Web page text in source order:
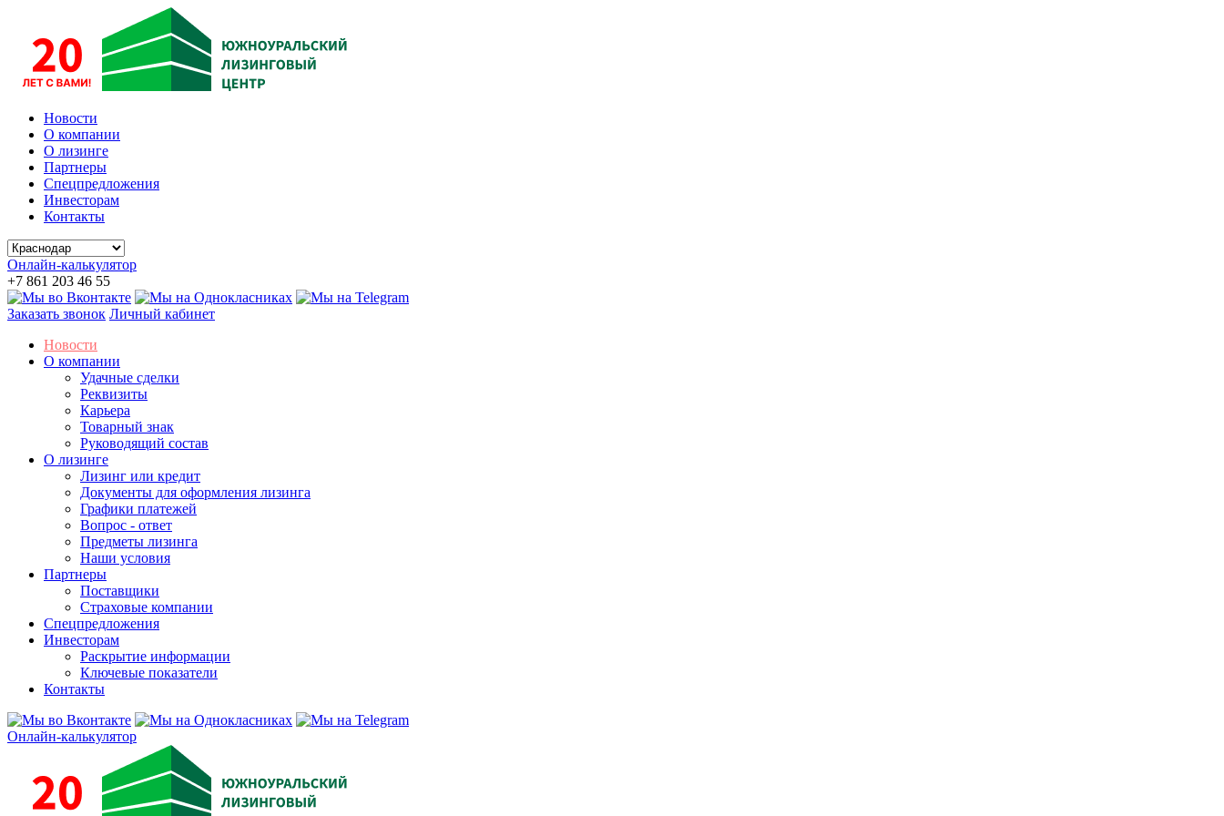
Новости
О компании
О лизинге
Партнеры
Спецпредложения
Инвесторам
Контакты
Онлайн-калькулятор
+7 861 203 46 55
Заказать звонок Личный кабинет
Новости
О компании
Удачные сделки
Реквизиты
Карьера
Товарный знак
Руководящий состав
О лизинге
Лизинг или кредит
Документы для оформления лизинга
Графики платежей
Вопрос - ответ
Предметы лизинга
Наши условия
Партнеры
Поставщики
Страховые компании
Спецпредложения
Инвесторам
Раскрытие информации
Ключевые показатели
Контакты
Онлайн-калькулятор